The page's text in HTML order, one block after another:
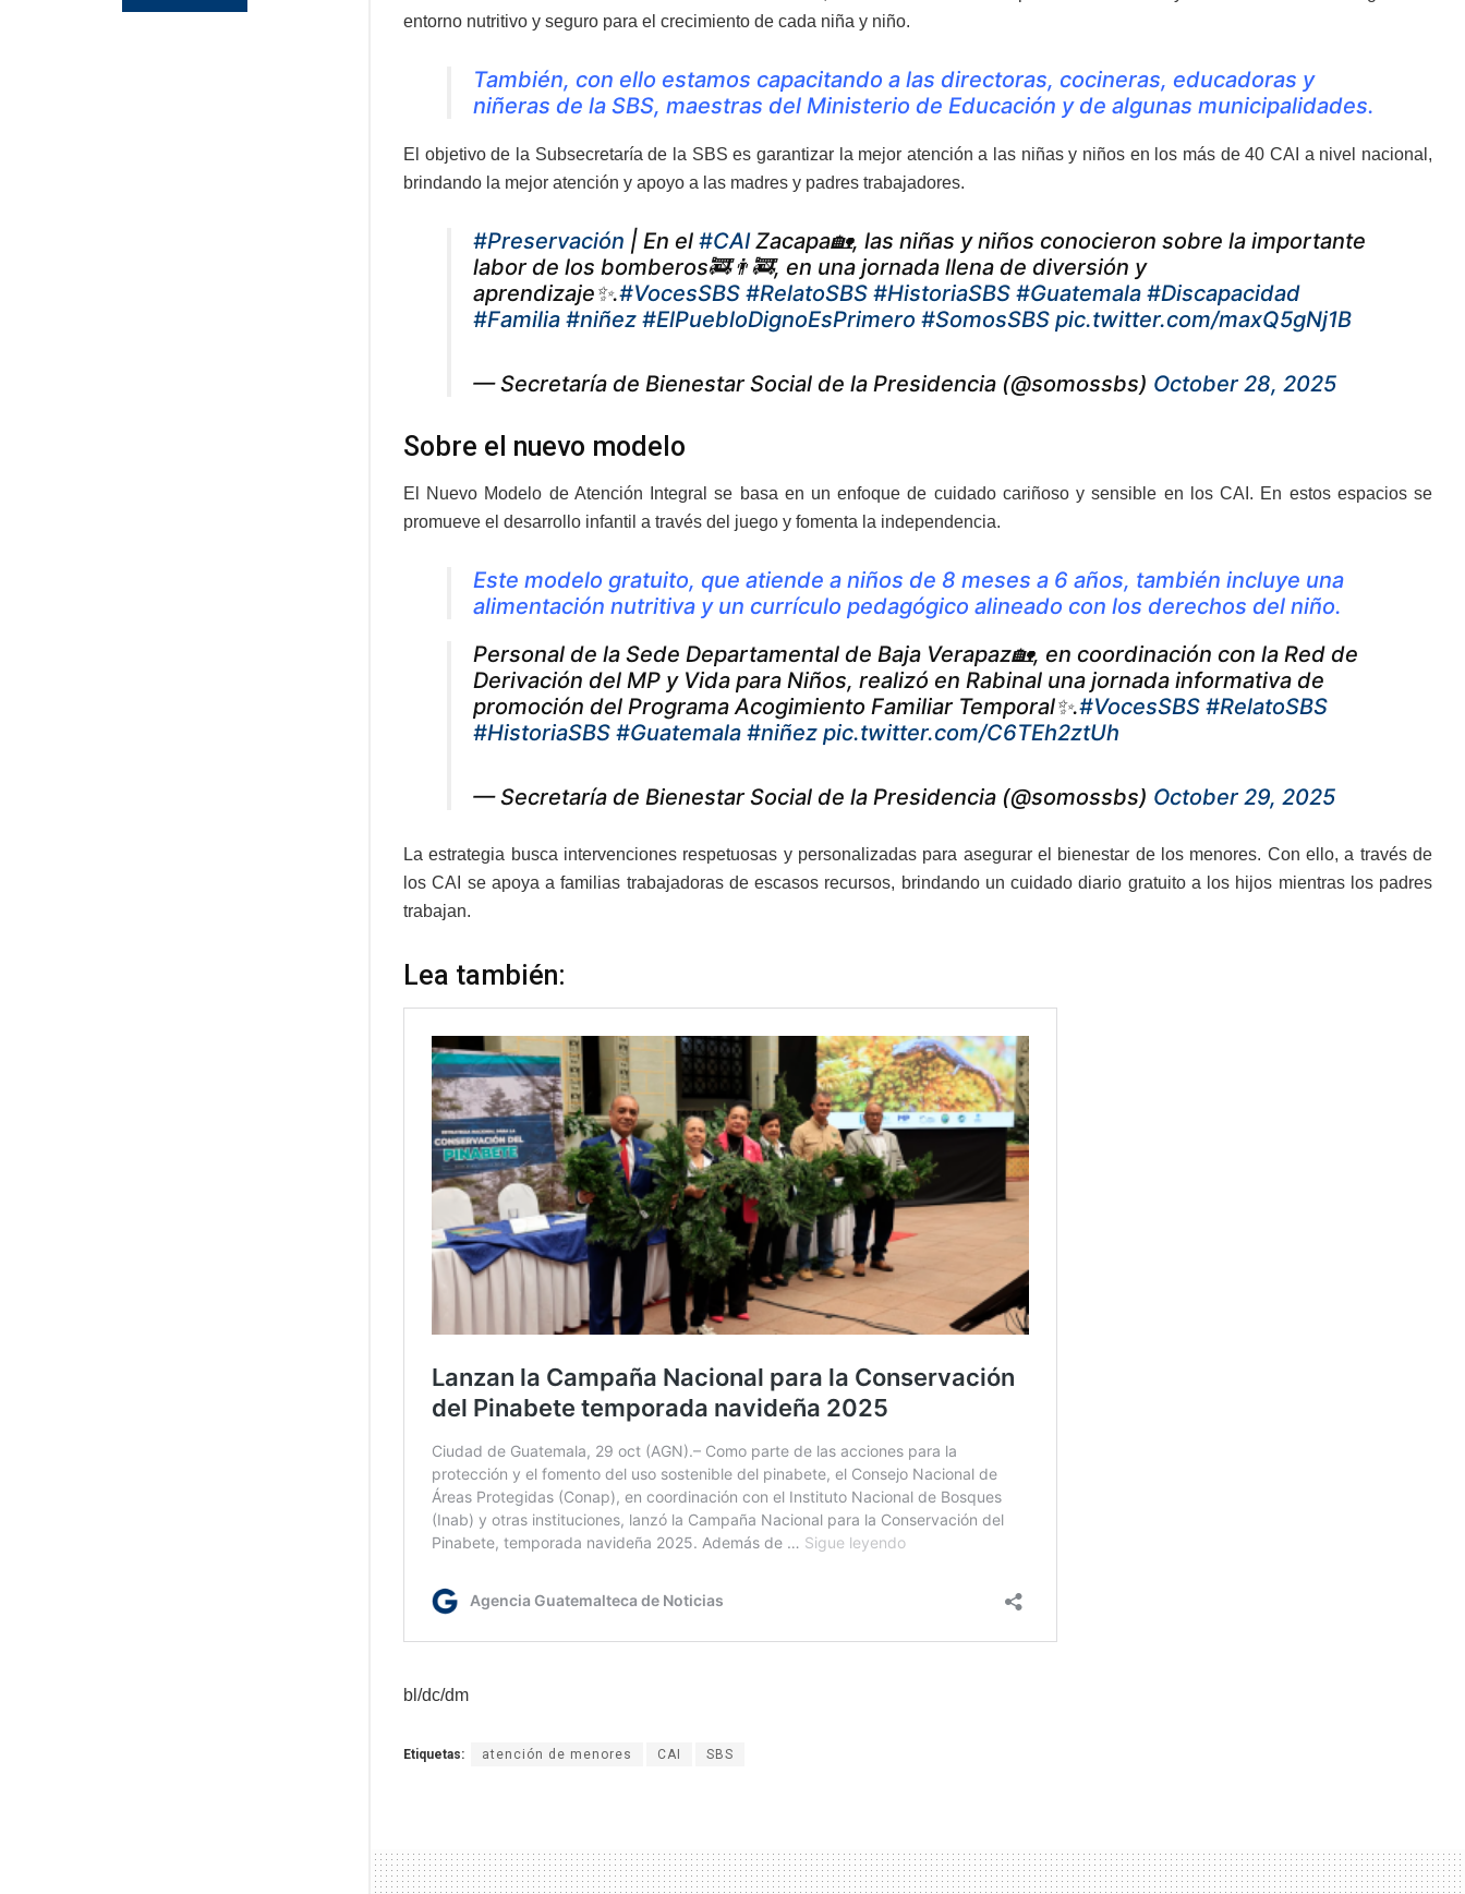
entorno nutritivo y seguro para el crecimiento de cada niña y niño.
También, con ello estamos capacitando a las directoras, cocineras, educadoras y
niñeras de la SBS, maestras del Ministerio de Educación y de algunas municipalidades.
El objetivo de la Subsecretaría de la SBS es garantizar la mejor atención a las niñas y niños en los más de 40 CAI a nivel nacional,
brindando la mejor atención y apoyo a las madres y padres trabajadores.
#Preservación | En el #CAIZacapa🏡, las niñas y niños conocieron sobre la importante
labor de los bomberos🚒👨‍🚒, en una jornada llena de diversión y
aprendizaje✨.#VocesSBS #RelatoSBS #HistoriaSBS #Guatemala #Discapacidad
#Familia #niñez #ElPuebloDignoEsPrimero #SomosSBS pic.twitter.com/maxQ5gNj1B
— Secretaría de Bienestar Social de la Presidencia (@somossbs) October 28, 2025
Sobre el nuevo modelo
El Nuevo Modelo de Atención Integral se basa en un enfoque de cuidado cariñoso y sensible en los CAI. En estos espacios se
promueve el desarrollo infantil a través del juego y fomenta la independencia.
Este modelo gratuito, que atiende a niños de 8 meses a 6 años, también incluye una
alimentación nutritiva y un currículo pedagógico alineado con los derechos del niño.
Personal de la Sede Departamental de Baja Verapaz🏡, en coordinación con la Red de
Derivación del MP y Vida para Niños, realizó en Rabinal una jornada informativa de
promoción del Programa Acogimiento Familiar Temporal✨.#VocesSBS #RelatoSBS
#HistoriaSBS #Guatemala #niñez pic.twitter.com/C6TEh2ztUh
— Secretaría de Bienestar Social de la Presidencia (@somossbs) October 29, 2025
La estrategia busca intervenciones respetuosas y personalizadas para asegurar el bienestar de los menores. Con ello, a través de
los CAI se apoya a familias trabajadoras de escasos recursos, brindando un cuidado diario gratuito a los hijos mientras los padres
trabajan.
Lea también:
bl/dc/dm
Etiquetas: atención de menores CAI SBS